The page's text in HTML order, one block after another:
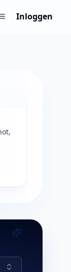
Inloggen